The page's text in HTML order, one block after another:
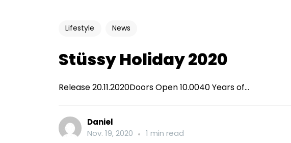
Lifestyle News
Stüssy Holiday 2020
Release 20.11.2020Doors Open 10.0040 Years of...
Daniel
Nov. 19, 2020
1 min read